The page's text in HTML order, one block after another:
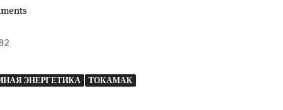
ЭНЕРГЕТИКА ТОКАМАК